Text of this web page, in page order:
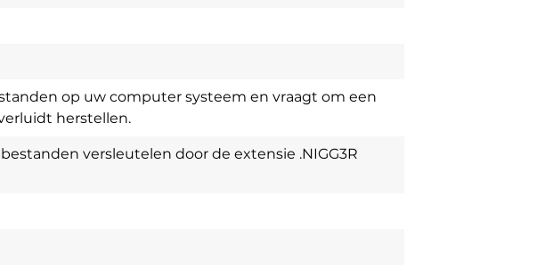
op uw computer systeem en vraagt ​​om een
herstellen.
versleutelen door de extensie .NIGG3R